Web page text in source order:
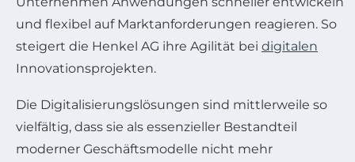
und flexibel auf Marktanforderungen reagieren. So
steigert die Henkel AG ihre Agilität bei digitalen
Innovationsprojekten.
Die Digitalisierungslösungen sind mittlerweile so
vielfältig, dass sie als essenzieller Bestandteil
moderner Geschäftsmodelle nicht mehr